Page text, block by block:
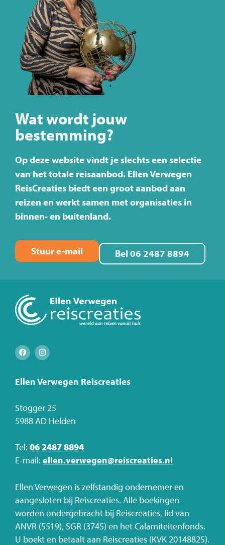
Wat wordt jouw
bestemming?
Op deze website vindt je slechts een selectie
van het totale reisaanbod. Ellen Verwegen
ReisCreaties biedt een groot aanbod aan
reizen en werkt samen met organisaties in
binnen- en buitenland.
Stuur e-mail Bel 06 2487 8894
Ellen Verwegen Reiscreaties
Stogger 25
5988 AD Helden
Tel: 06 2487 8894
E-mail: ellen.verwegen@reiscreaties.nl
Ellen Verwegen is zelfstandig ondernemer en
aangesloten bij Reiscreaties. Alle boekingen
worden ondergebracht bij Reiscreaties, lid van
ANVR (5519), SGR (3745) en het Calamiteitenfonds.
U boekt en betaalt aan Reiscreaties (KVK 20148825).